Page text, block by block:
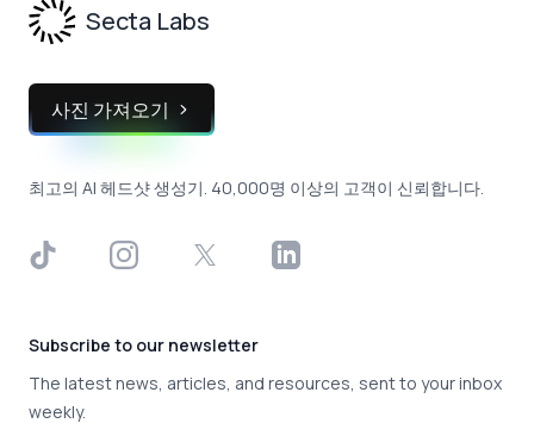
Secta Labs
사진 가져오기
최고의 AI 헤드샷 생성기. 40,000명 이상의 고객이 신뢰합니다.
TikTok InstagramX LinkedIn
Subscribe to our newsletter
The latest news, articles, and resources, sent to your inbox
weekly.